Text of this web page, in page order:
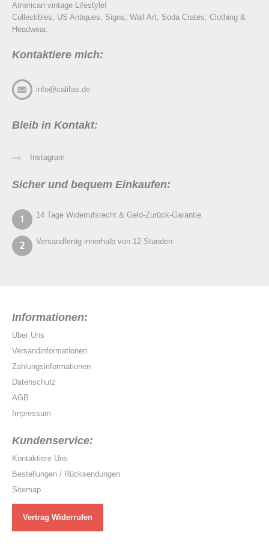
American vintage Lifestyle!
Collectibles, US Antiques, Signs, Wall Art, Soda Crates, Clothing &
Headwear.
Kontaktiere mich:
info@califas.de
Bleib in Kontakt:
Instagram
Sicher und bequem Einkaufen:
14 Tage Widerrufsrecht & Geld-Zurück-Garantie
Versandfertig innerhalb von 12 Stunden
Informationen:
Über Uns
Versandinformationen
Zahlungsinformationen
Datenschutz
AGB
Impressum
Kundenservice:
Kontaktiere Uns
Bestellungen / Rücksendungen
Sitemap
Vertrag Widerrufen